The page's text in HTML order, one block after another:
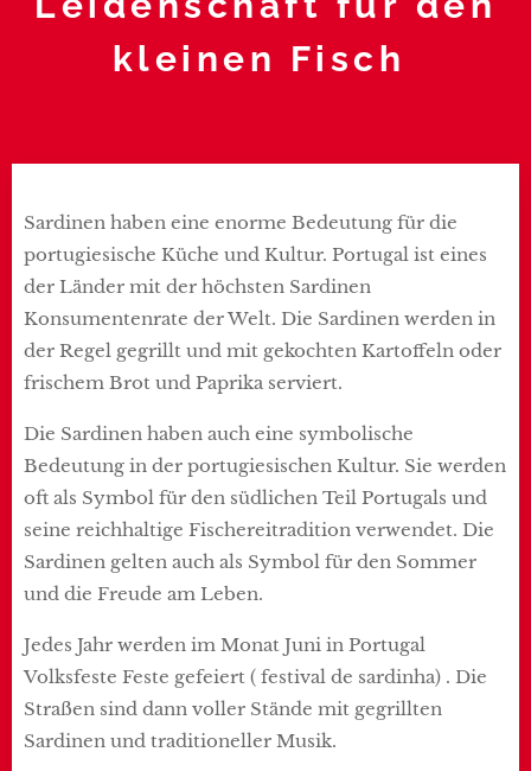
kleinen Fisch
Sardinen haben eine enorme Bedeutung für die
portugiesische Küche und Kultur. Portugal ist eines
der Länder mit der höchsten Sardinen
Konsumentenrate der Welt. Die Sardinen werden in
der Regel gegrillt und mit gekochten Kartoffeln oder
frischem Brot und Paprika serviert.
Die Sardinen haben auch eine symbolische
Bedeutung in der portugiesischen Kultur. Sie werden
oft als Symbol für den südlichen Teil Portugals und
seine reichhaltige Fischereitradition verwendet. Die
Sardinen gelten auch als Symbol für den Sommer
und die Freude am Leben.
Jedes Jahr werden im Monat Juni in Portugal
Volksfeste Feste gefeiert ( festival de sardinha) . Die
Straßen sind dann voller Stände mit gegrillten
Sardinen und traditioneller Musik.